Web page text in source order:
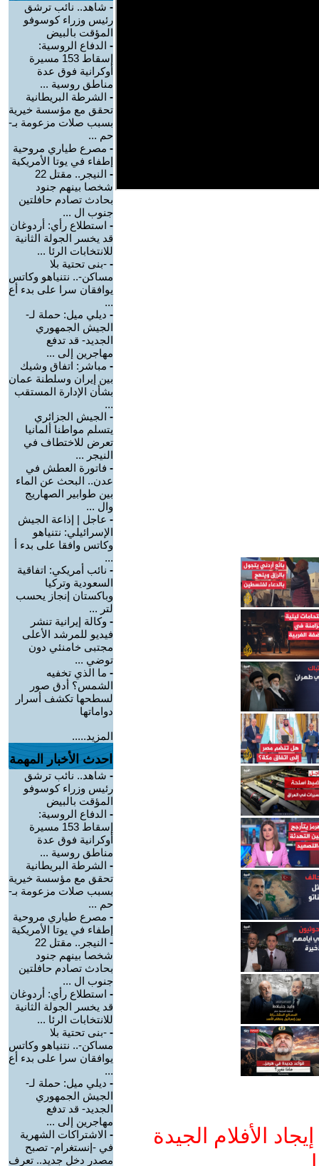
الأفلام الجيدة
- شاهد.. نائب ترشق
رئيس وزراء كوسوفو
المؤقت بالبيض
- الدفاع الروسية:
إسقاط 153 مسيرة
أوكرانية فوق عدة
مناطق روسية ...
- الشرطة البريطانية
تحقق مع مؤسسة خيرية
بسبب صلات مزعومة بـ-
حم ...
- مصرع طياري مروحية
إطفاء في يوتا الأمريكية
-
النيجر.. مقتل 22
شخصا بينهم جنود
بحادث تصادم حافلتين
جنوب ال ...
- استطلاع رأي: أردوغان
قد يخسر الجولة الثانية
للانتخابات الرئا ...
- -بنى تحتية بلا
مساكن-.. نتنياهو وكاتس
يوافقان سرا على بدء أع
...
- ديلي ميل: حملة لـ-
الجيش الجمهوري
الجديد- قد تدفع
مهاجرين إلى ...
- مباشر: اتفاق وشيك
بين إيران وسلطنة عمان
بشأن الإدارة المستقب
...
- الجيش الجزائري
يتسلم مواطنا ألمانيا
تعرض للاختطاف في
النيجر ...
- فاتورة العطش في
عدن.. البحث عن الماء
بين طوابير الصهاريج
وال ...
- عاجل | إذاعة الجيش
الإسرائيلي: نتنياهو
وكاتس وافقا على بدء أ
...
- نائب أمريكي: اتفاقية
السعودية وتركيا
وباكستان إنجاز يحسب
لتر ...
- وكالة إيرانية تنشر
فيديو للمرشد الأعلى
مجتبى خامنئي دون
توضي ...
- ما الذي تخفيه
الشمس؟ أدق صور
لسطحها تكشف أسرار
دواماتها
المزيد.....
احدث الأخبار المهمة
- شاهد.. نائب ترشق
رئيس وزراء كوسوفو
المؤقت بالبيض
- الدفاع الروسية:
إسقاط 153 مسيرة
أوكرانية فوق عدة
مناطق روسية ...
- الشرطة البريطانية
تحقق مع مؤسسة خيرية
بسبب صلات مزعومة بـ-
حم ...
- مصرع طياري مروحية
إطفاء في يوتا الأمريكية
-
النيجر.. مقتل 22
شخصا بينهم جنود
بحادث تصادم حافلتين
جنوب ال ...
- استطلاع رأي: أردوغان
قد يخسر الجولة الثانية
للانتخابات الرئا ...
- -بنى تحتية بلا
مساكن-.. نتنياهو وكاتس
يوافقان سرا على بدء أع
...
- ديلي ميل: حملة لـ-
الجيش الجمهوري
الجديد- قد تدفع
مهاجرين إلى ...
- الاشتراكات الشهرية
في -إنستغرام- تصبح
مصدر دخل جديد.. تعرف